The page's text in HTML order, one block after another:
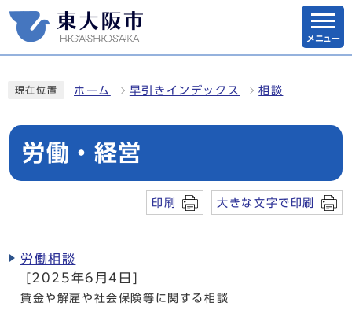
メニュー
現在位置 ホーム 早引きインデックス 相談
労働・経営
印刷 大きな文字で印刷
労働相談
[2025年6月4日]
賃金や解雇や社会保険等に関する相談